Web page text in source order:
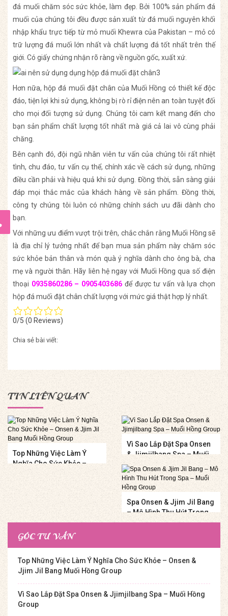
đá muối chăm sóc sức khỏe, làm đẹp. Bởi 100% sản phẩm đá
muối của chúng tôi đều được sản xuất từ đá muối nguyên khối
nhập khẩu trực tiếp từ mỏ muối Khewra của Pakistan – mỏ có
trữ lượng đá muối lớn nhất và chất lượng đá tốt nhất trên thế
giới. Có giấy chứng nhận rõ ràng về nguồn gốc, xuất xứ.
Hơn nữa, hộp đá muối đặt chân của Muối Hồng có thiết kế độc
đáo, tiện lợi khi sử dụng, không bị rò rỉ điện nên an toàn tuyệt đối
cho mọi đối tượng sử dụng. Chúng tôi cam kết mang đến cho
bạn sản phẩm chất lượng tốt nhất mà giá cả lai vô cùng phải
chăng.
Bên cạnh đó, đội ngũ nhân viên tư vấn của chúng tôi rất nhiệt
tình, chu đáo, tư vấn cụ thể, chính xác về cách sử dụng, những
điều cần phải và hiệu quả khi sử dụng. Đồng thời, sẵn sàng giải
đáp mọi thắc mắc của khách hàng về sản phẩm. Đồng thời,
công ty chúng tôi luôn có những chính sách ưu đãi dành cho
bạn.
Với những ưu điểm vượt trội trên, chắc chắn rằng Muối Hồng sẽ
là địa chỉ lý tưởng nhất để bạn mua sản phẩm này chăm sóc
sức khỏe bản thân và món quà ý nghĩa dành cho ông bà, cha
mẹ và người thân. Hãy liên hệ ngay với Muối Hồng qua số điện
thoại 0935860286 – 0905403686 để được tư vấn và lựa chọn
hộp đá muối đặt chân chất lượng với mức giá thật hợp l‎ý nhất.
0/5 (0 Reviews)
Chia sẻ bài viết:
TIN LIÊN QUAN
Top Những Việc Làm Ý
Nghĩa Cho Sức Khỏe –
Onsen & Jjim Jil Bang
Muối Hồng Group
Vì Sao Lắp Đặt Spa Onsen
& Jjimjilbang Spa – Muối
Hồng Group
Spa Onsen & Jjim Jil Bang
– Mô Hình Thu Hút Trong
Spa – Muối Hồng Group
GÓC TƯ VẤN
Top Những Việc Làm Ý Nghĩa Cho Sức Khỏe – Onsen &
Jjim Jil Bang Muối Hồng Group
Vì Sao Lắp Đặt Spa Onsen & Jjimjilbang Spa – Muối Hồng
Group